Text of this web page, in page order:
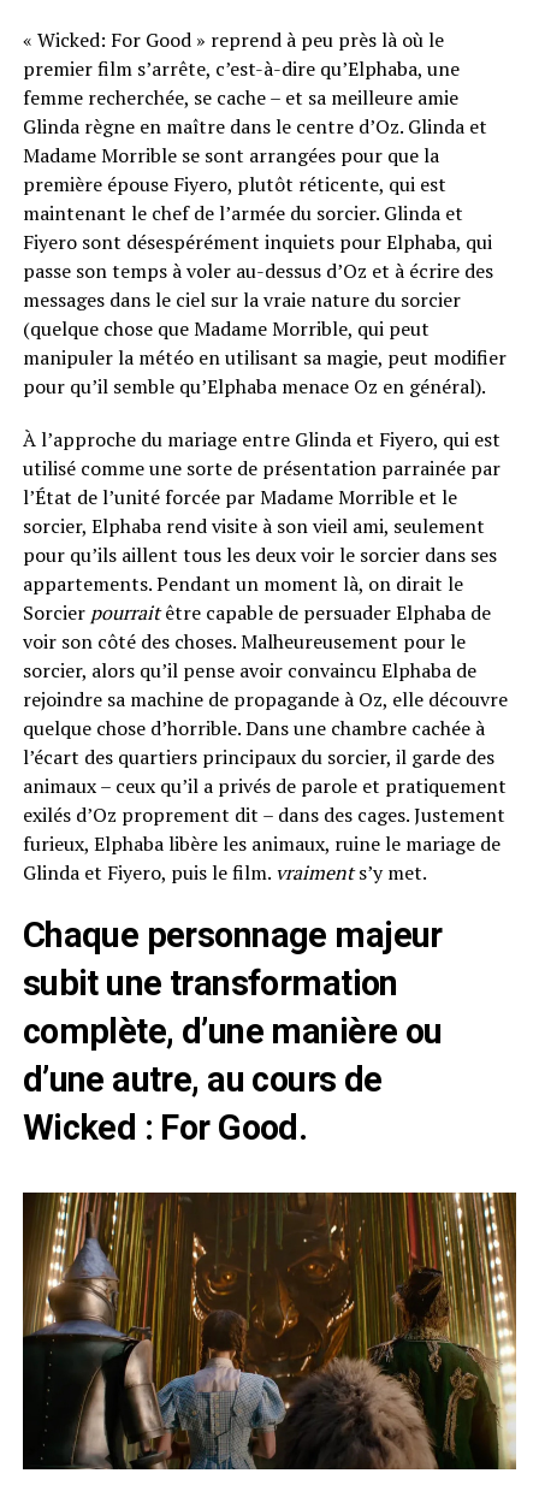
« Wicked: For Good » reprend à peu près là où le
premier film s’arrête, c’est-à-dire qu’Elphaba, une
femme recherchée, se cache – et sa meilleure amie
Glinda règne en maître dans le centre d’Oz. Glinda et
Madame Morrible se sont arrangées pour que la
première épouse Fiyero, plutôt réticente, qui est
maintenant le chef de l’armée du sorcier. Glinda et
Fiyero sont désespérément inquiets pour Elphaba, qui
passe son temps à voler au-dessus d’Oz et à écrire des
messages dans le ciel sur la vraie nature du sorcier
(quelque chose que Madame Morrible, qui peut
manipuler la météo en utilisant sa magie, peut modifier
pour qu’il semble qu’Elphaba menace Oz en général).
À l’approche du mariage entre Glinda et Fiyero, qui est
utilisé comme une sorte de présentation parrainée par
l’État de l’unité forcée par Madame Morrible et le
sorcier, Elphaba rend visite à son vieil ami, seulement
pour qu’ils aillent tous les deux voir le sorcier dans ses
appartements. Pendant un moment là, on dirait le
Sorcier pourraitêtre capable de persuader Elphaba de
voir son côté des choses. Malheureusement pour le
sorcier, alors qu’il pense avoir convaincu Elphaba de
rejoindre sa machine de propagande à Oz, elle découvre
quelque chose d’horrible. Dans une chambre cachée à
l’écart des quartiers principaux du sorcier, il garde des
animaux – ceux qu’il a privés de parole et pratiquement
exilés d’Oz proprement dit – dans des cages. Justement
furieux, Elphaba libère les animaux, ruine le mariage de
Glinda et Fiyero, puis le film. vraiments’y met.
Chaque personnage majeur
subit une transformation
complète, d’une manière ou
d’une autre, au cours de
Wicked : For Good.